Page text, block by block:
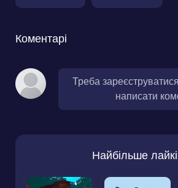
Коментарі
Треба
написати
Найбільше